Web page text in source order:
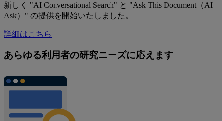
新しく "AI Conversational Search" と "Ask This Document（AI
Ask）" の提供を開始いたしました。
詳細はこちら
あらゆる利用者の研究ニーズに応えます